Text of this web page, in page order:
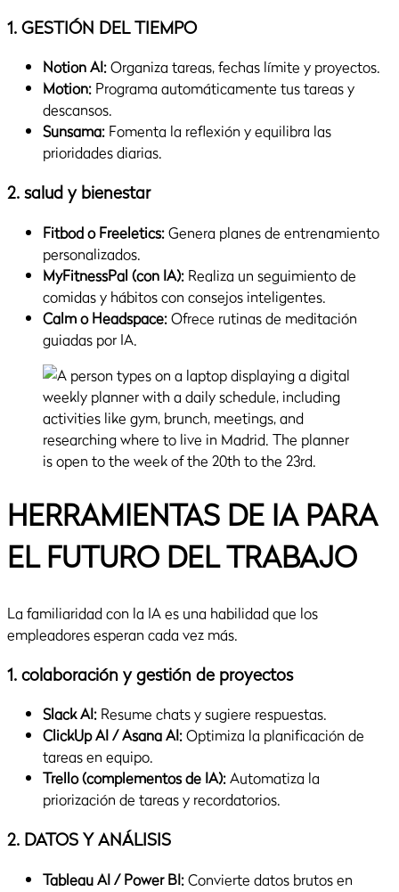
1. GESTIÓN DEL TIEMPO
Notion AI:Organiza tareas, fechas límite y proyectos.
Motion: Programa automáticamente tus tareas y
descansos.
Sunsama: Fomenta la reflexión y equilibra las
prioridades diarias.
2. salud y bienestar
Fitbod o Freeletics:Genera planes de entrenamiento
personalizados.
MyFitnessPal (con IA): Realiza un seguimiento de
comidas y hábitos con consejos inteligentes.
Calm o Headspace:Ofrece rutinas de meditación
guiadas por IA.
HERRAMIENTAS DE IA PARA
EL FUTURO DEL TRABAJO
La familiaridad con la IA es una habilidad que los
empleadores esperan cada vez más.
1. colaboración y gestión de proyectos
Slack AI: Resume chats y sugiere respuestas.
ClickUp AI / Asana AI:Optimiza la planificación de
tareas en equipo.
Trello (complementos de IA):Automatiza la
priorización de tareas y recordatorios.
2. DATOS Y ANÁLISIS
Tableau AI / Power BI:Convierte datos brutos en